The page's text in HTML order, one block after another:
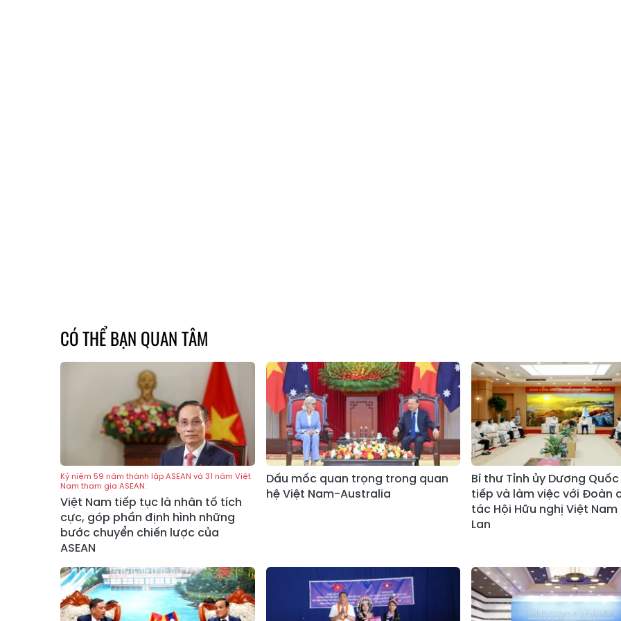
CÓ THỂ BẠN QUAN TÂM
Kỷ niệm 59 năm thành lập ASEAN và 31 năm Việt
Nam tham gia ASEAN:
Việt Nam tiếp tục là nhân tố tích
cực, góp phần định hình những
bước chuyển chiến lược của
ASEAN
Dấu mốc quan trọng trong quan
hệ Việt Nam-Australia
Bí thư Tỉnh ủy Dương Quốc
tiếp và làm việc với Đoàn
tác Hội Hữu nghị Việt
Lan